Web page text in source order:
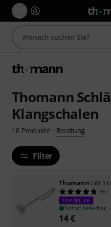
Thomann
Klangschalen
18 Produkte · Beratung
Filter
Thomann GM 1
96
TOP-SELLER
Sofort lieferbar
14€